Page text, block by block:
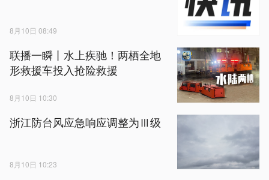
8月10日 08:49
联播一瞬丨水上疾驰！两栖全地
形救援车投入抢险救援
8月10日 10:30
浙江防台风应急响应调整为Ⅲ级
8月10日 10:23